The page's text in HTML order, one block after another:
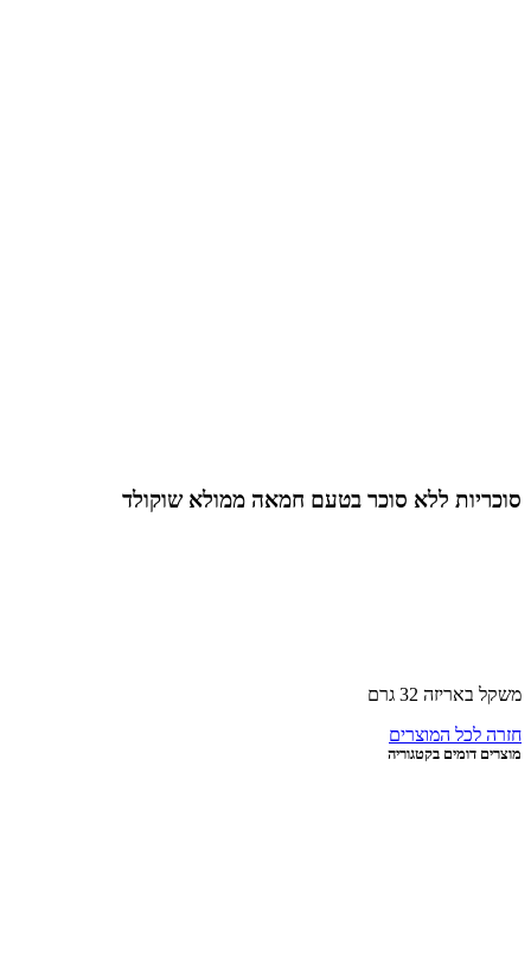
ללא סוכר בטעם חמאה ממולא שוקולד
32 גרם
המוצרים
בקטגוריה